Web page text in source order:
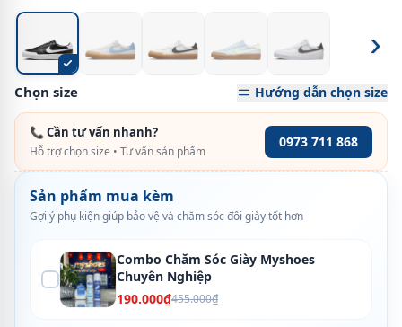
›
Chọn size Hướng dẫn chọn size
📞 Cần tư vấn nhanh?
Hỗ trợ chọn size • Tư vấn sản phẩm
0973 711 868
Sản phẩm mua kèm
Gợi ý phụ kiện giúp bảo vệ và chăm sóc đôi giày tốt hơn
Combo Chăm Sóc Giày Myshoes
Chuyên Nghiệp
190.000₫455.000₫